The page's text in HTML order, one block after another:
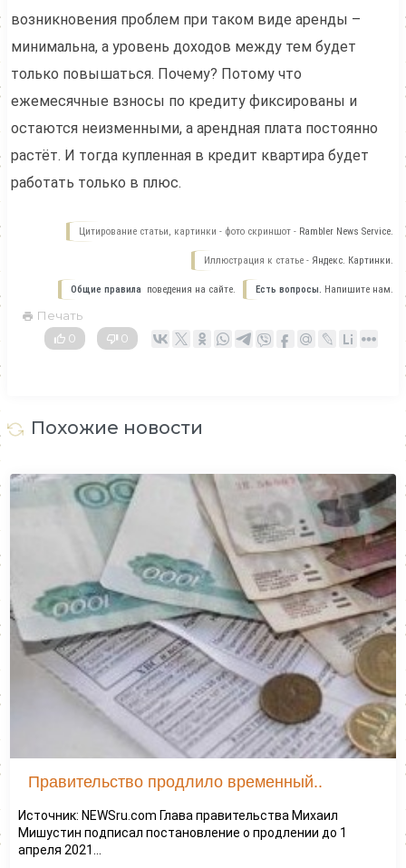
возникновения проблем при таком виде аренды –
минимальна, а уровень доходов между тем будет
только повышаться. Почему? Потому что
ежемесячные взносы по кредиту фиксированы и
остаются неизменными, а арендная плата постоянно
растёт. И тогда купленная в кредит квартира будет
работать только в плюс.
Цитирование статьи, картинки - фото скриншот - Rambler News Service.
Иллюстрация к статье - Яндекс. Картинки.
Есть вопросы. Напишите нам.
Общие правила поведения на сайте.
Печать
0
0
Похожие новости
Правительство продлило временный..
Источник: NEWSru.com Глава правительства Михаил
Мишустин подписал постановление о продлении до 1
апреля 2021...